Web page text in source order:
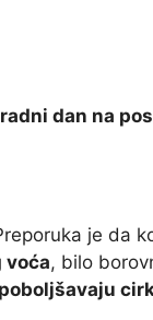
radni dan na
je da
voća, bilo